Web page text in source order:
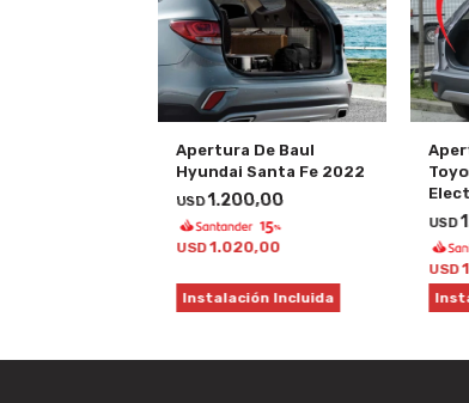
Apertura De Baul
Hyundai Santa Fe 2022
USD1.200,00
USD 1.020,00
Instalación Incluida
USD
USD